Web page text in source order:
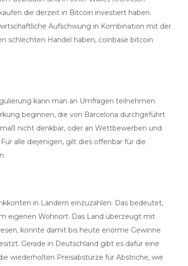
die derzeit in Bitcoin investiert haben.
Aufschwung in Kombination mit der
schlechten Handel haben, coinbase bitcoin
kann man an Umfragen teilnehmen.
beginnen, die von Barcelona durchgeführt
nicht denkbar, oder an Wettbewerben und
alle diejenigen, gilt dies offenbar für die
in Ländern einzuzahlen. Das bedeutet,
eigenen Wohnort. Das Land überzeugt mit
konnte damit bis heute enorme Gewinne
Gerade in Deutschland gibt es dafür eine
wiederholten Preisabstürze für Abstriche, wie